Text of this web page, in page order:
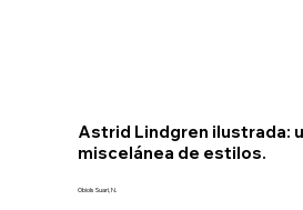
Astrid Lindgren ilustrada:
miscelánea de estilos.
Obiols Suari, N.